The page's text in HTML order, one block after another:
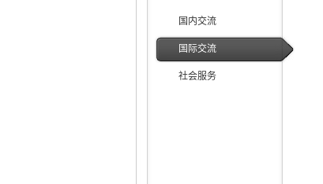
国内交流
国际交流
社会服务